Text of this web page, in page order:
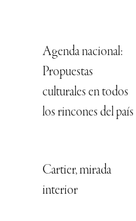
Agenda nacional:
Propuestas
culturales en todos
los rincones del país
Cartier, mirada
interior